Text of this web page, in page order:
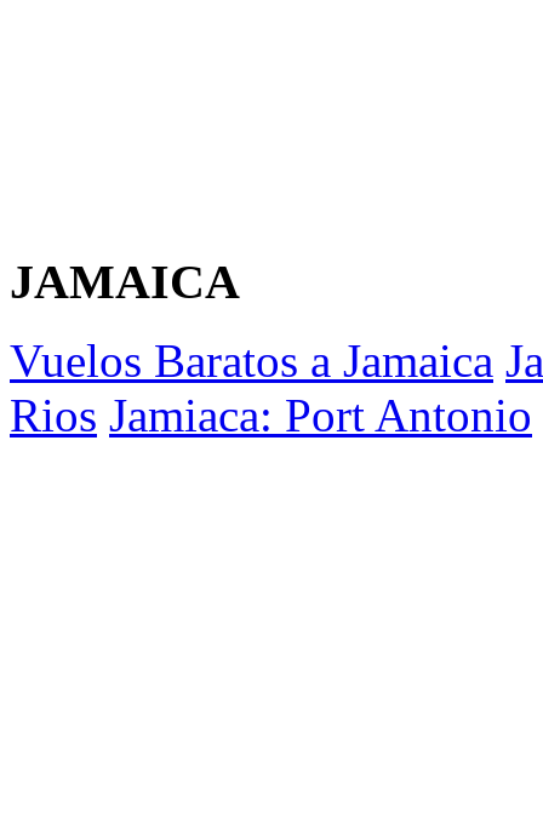
JAMAICA
Vuelos Baratos a Jamaica
Rios Jamiaca: Port Antonio